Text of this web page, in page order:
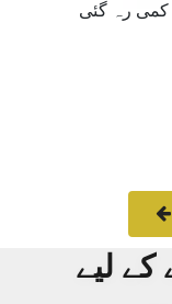
رہ گئی
کے لیے